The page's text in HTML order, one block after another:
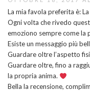
La mia favola preferita è:
Ogni volta che rivedo
emoziono sempre come la
Esiste un messaggio più
Guardare oltre l’aspetto
Guardare oltre, fino a
la propria anima.
Bella la recensione,